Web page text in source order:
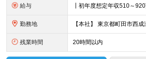
給与
勤務地
残業時間 20時間以内